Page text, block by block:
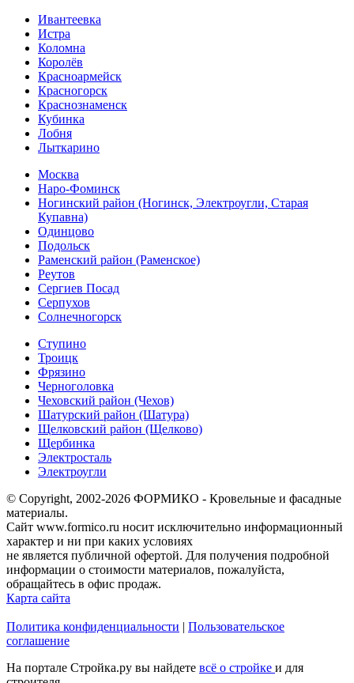
Ивантеевка
Истра
Коломна
Королёв
Красноармейск
Красногорск
Краснознаменск
Кубинка
Лобня
Лыткарино
Москва
Наро-Фоминск
Ногинский район (Ногинск, Электроугли, Старая
Купавна)
Одинцово
Подольск
Раменский район (Раменское)
Реутов
Сергиев Посад
Серпухов
Солнечногорск
Ступино
Троицк
Фрязино
Черноголовка
Чеховский район (Чехов)
Шатурский район (Шатура)
Щелковский район (Щелково)
Щербинка
Электросталь
Электроугли
© Copyright, 2002-2026 ФОРМИКО - Кровельные и фасадные
материалы.
Сайт www.formico.ru носит исключительно информационный
характер и ни при каких условиях
не является публичной офертой. Для получения подробной
информации о стоимости материалов, пожалуйста,
обращайтесь в офис продаж.
Карта сайта
Политика конфиденциальности | Пользовательское
соглашение
На портале Стройка.ру вы найдете всё о стройке и для